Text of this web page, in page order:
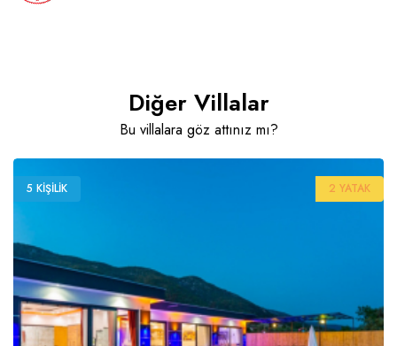
Diğer Villalar
Bu villalara göz attınız mı?
5 KIŞILIK 2 YATAK